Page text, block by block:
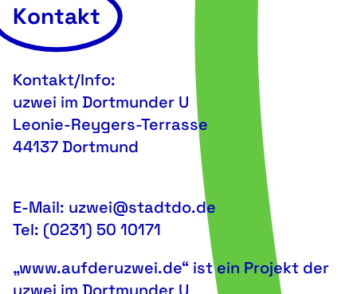
Kontakt
Kontakt/Info:
uzwei im Dortmunder U
Leonie-Reygers-Terrasse
44137 Dortmund
E-Mail: uzwei@stadtdo.de
Tel: (0231) 50 10171
„www.aufderuzwei.de“ ist ein Projekt der
uzwei im Dortmunder U